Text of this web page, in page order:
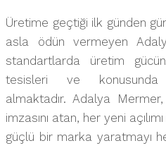
Üretime geçtiği ilk günden
asla ödün vermeyen
standartlarda üretim
tesisleri ve konusunda
almaktadır. Adalya
imzasını atan, her yeni
güçlü bir marka yaratmayı